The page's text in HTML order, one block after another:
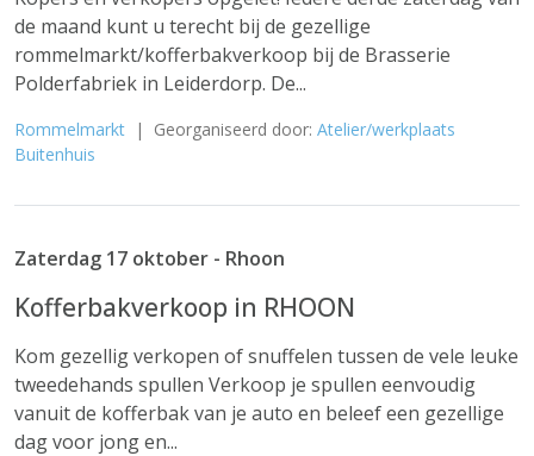
de maand kunt u terecht bij de gezellige
rommelmarkt/kofferbakverkoop bij de Brasserie
Polderfabriek in Leiderdorp. De...
Rommelmarkt | Georganiseerd door: Atelier/werkplaats
Buitenhuis
Zaterdag 17 oktober - Rhoon
Kofferbakverkoop in RHOON
Kom gezellig verkopen of snuffelen tussen de vele leuke
tweedehands spullen Verkoop je spullen eenvoudig
vanuit de kofferbak van je auto en beleef een gezellige
dag voor jong en...